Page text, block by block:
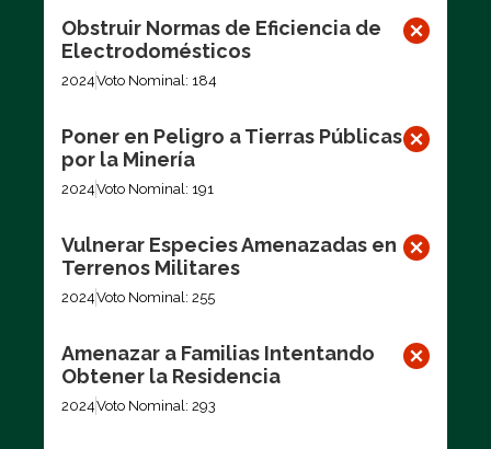
Obstruir Normas de Eficiencia de
Electrodomésticos
2024Voto Nominal: 184
Poner en Peligro a Tierras Públicas
por la Minería
2024Voto Nominal: 191
Vulnerar Especies Amenazadas en
Terrenos Militares
2024Voto Nominal: 255
Amenazar a Familias Intentando
Obtener la Residencia
2024Voto Nominal: 293